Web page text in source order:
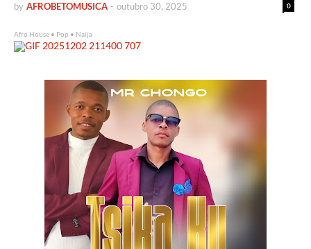
by AFROBETOMUSICA 0
- outubro 30, 2025
Afro House • Pop • Naija